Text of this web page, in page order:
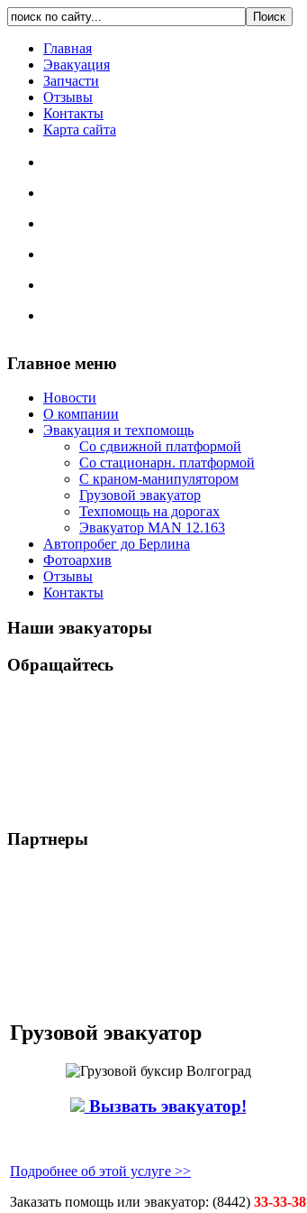
Главная
Эвакуация
Запчасти
Отзывы
Контакты
Карта сайта
Главное меню
Новости
О компании
Эвакуация и техпомощь
Со сдвижной платформой
Со стационарн. платформой
С краном-манипулятором
Грузовой эвакуатор
Техпомощь на дорогах
Эвакуатор MAN 12.163
Автопробег до Берлина
Фотоархив
Отзывы
Контакты
Наши эвакуаторы
Обращайтесь
Партнеры
Грузовой эвакуатор
Вызвать эвакуатор!
Подробнее об этой услуге >>
Заказать помощь или эвакуатор: (8442) 33-33-38